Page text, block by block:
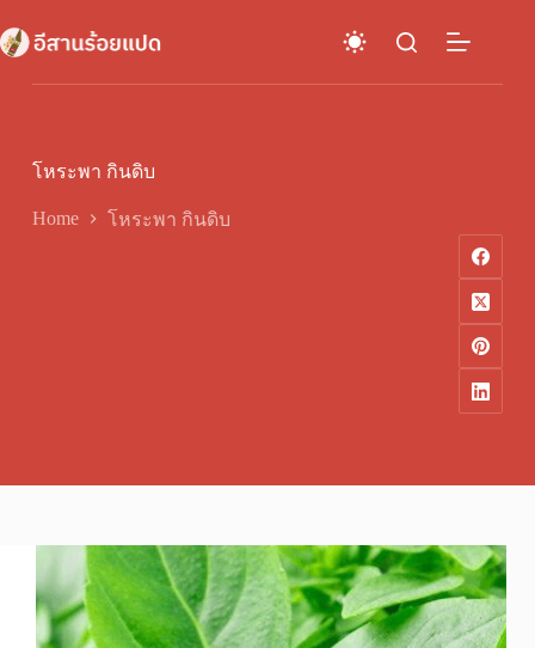
to
content
โหระพา กินดิบ
Home โหระพา กินดิบ